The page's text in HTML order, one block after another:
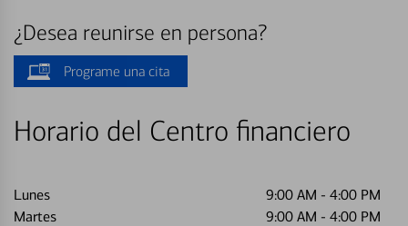
¿Desea reunirse en persona?
Programe una cita
Horario del Centro financiero
Lunes 9:00 AM - 4:00 PM
Martes
9:00 AM - 4:00 PM